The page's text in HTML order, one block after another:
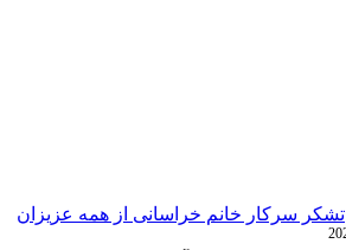
تشکر سرکار خانم خراسانی از همه عزیزان